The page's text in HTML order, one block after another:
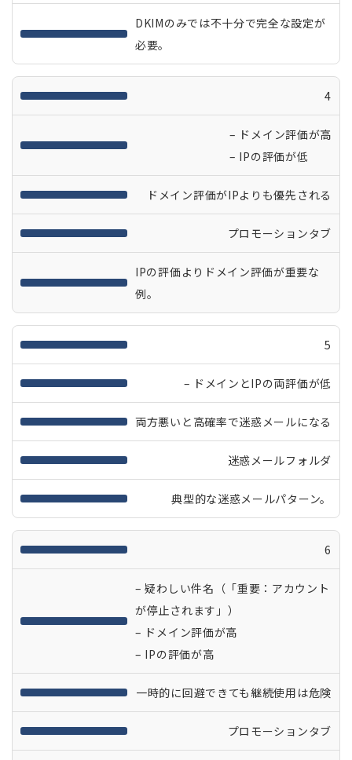
DKIMのみでは不十分で完全な設定が
必要。
4
– ドメイン評価が高
– IPの評価が低
ドメイン評価がIPよりも優先される
プロモーションタブ
IPの評価よりドメイン評価が重要な
例。
5
– ドメインとIPの両評価が低
両方悪いと高確率で迷惑メールになる
迷惑メールフォルダ
典型的な迷惑メールパターン。
6
– 疑わしい件名（「重要：アカウント
が停止されます」）
– ドメイン評価が高
– IPの評価が高
一時的に回避できても継続使用は危険
プロモーションタブ